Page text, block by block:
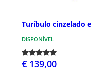
Turíbulo cinzelado
DISPONÍVEL
€ 139,00